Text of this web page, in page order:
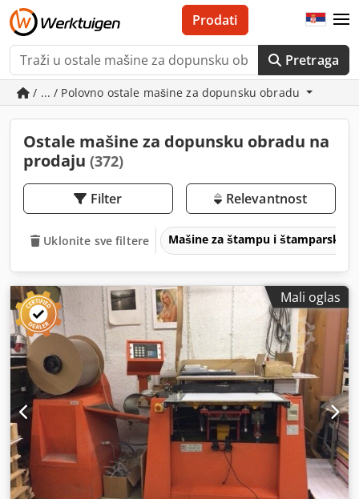
Pretraga
Prodati
/ ... / Polovno ostale mašine za dopunsku obradu
Ostale mašine za dopunsku obradu na
prodaju (372)
Filter Relevantnost
Uklonite sve filtere Mašine za štampu i štamparske
Mali oglas